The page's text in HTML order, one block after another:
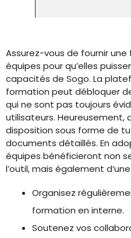
Assurez-vous de fournir
équipes pour qu’elles
capacités de Sogo. La
formation peut débloquer
qui ne sont pas toujours
utilisateurs. Heureusement,
disposition sous forme de
documents détaillés. En
équipes bénéficieront non
l’outil, mais également
Organisez
formation en interne.
Soutenez vos